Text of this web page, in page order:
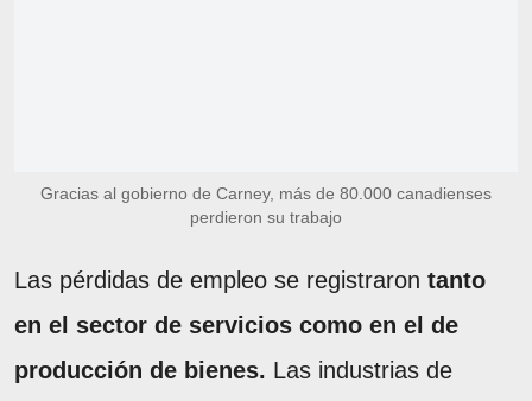
Gracias al gobierno de Carney, más de 80.000 canadienses
perdieron su trabajo
Las pérdidas de empleo se registraron tanto
en el sector de servicios como en el de
producción de bienes. Las industrias de